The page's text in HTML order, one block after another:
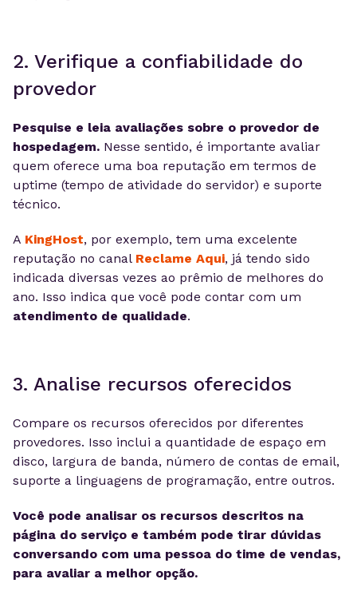
2. Verifique a confiabilidade do
provedor
Pesquise e leia avaliações sobre o provedor de
hospedagem. Nesse sentido, é importante avaliar
quem oferece uma boa reputação em termos de
uptime (tempo de atividade do servidor) e suporte
técnico.
A KingHost, por exemplo, tem uma excelente
reputação no canal Reclame Aqui, já tendo sido
indicada diversas vezes ao prêmio de melhores do
ano. Isso indica que você pode contar com um
atendimento de qualidade.
3. Analise recursos oferecidos
Compare os recursos oferecidos por diferentes
provedores. Isso inclui a quantidade de espaço em
disco, largura de banda, número de contas de email,
suporte a linguagens de programação, entre outros.
Você pode analisar os recursos descritos na
página do serviço e também pode tirar dúvidas
conversando com uma pessoa do time de vendas,
para avaliar a melhor opção.